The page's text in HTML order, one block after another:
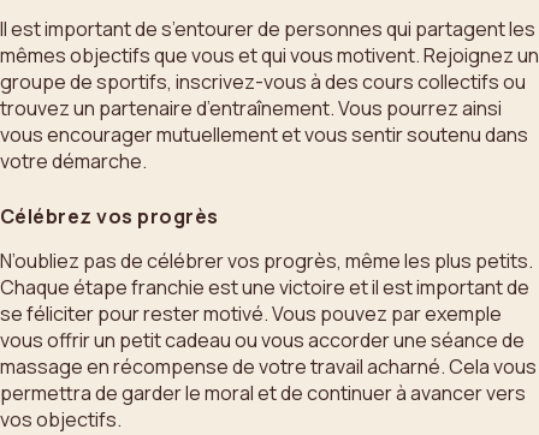
Il est important de s’entourer de personnes qui partagent les
mêmes objectifs que vous et qui vous motivent. Rejoignez un
groupe de sportifs, inscrivez-vous à des cours collectifs ou
trouvez un partenaire d’entraînement. Vous pourrez ainsi
vous encourager mutuellement et vous sentir soutenu dans
votre démarche.
Célébrez vos progrès
N’oubliez pas de célébrer vos progrès, même les plus petits.
Chaque étape franchie est une victoire et il est important de
se féliciter pour rester motivé. Vous pouvez par exemple
vous offrir un petit cadeau ou vous accorder une séance de
massage en récompense de votre travail acharné. Cela vous
permettra de garder le moral et de continuer à avancer vers
vos objectifs.